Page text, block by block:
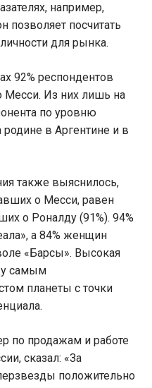
например,
позволяет посчитать
для рынка.
92% респондентов
Месси. Из них лишь на
по уровню
в Аргентине и в
также выяснилось,
о Месси, равен
о Роналду (91%). 94%
а 84% женщин
«Барсы». Высокая
самым
планеты с точки
по продажам и работе
сказал: «За
положительно